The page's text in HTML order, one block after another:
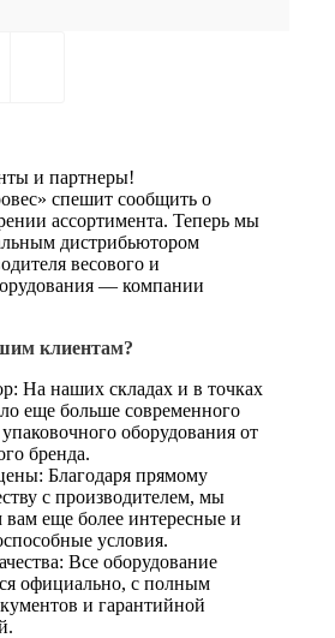
и партнеры!
спешит сообщить о
ассортимента. Теперь мы
дистрибьютором
весового и
— компании
клиентам?
На наших складах и в точках
еще больше современного
оборудования от
бренда.
Благодаря прямому
с производителем, мы
вам еще более интересные и
условия.
Все оборудование
официально, с полным
и гарантийной